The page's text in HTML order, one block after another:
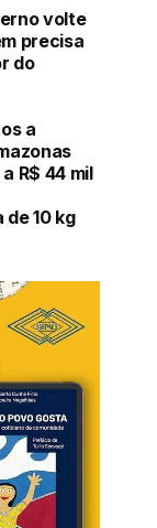
volte
precisa
do
a
R$ 44 mil
de 10 kg